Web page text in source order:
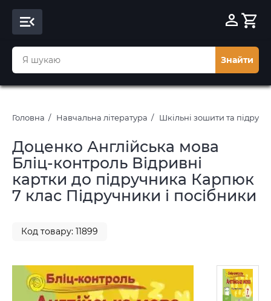
Знайти
Головна Навчальна література Шкільні зошити та
Доценко Англійська мова
Бліц-контроль Відривні
картки до підручника Карпюк
7 клас Підручники і посібники
Код товару: 11899